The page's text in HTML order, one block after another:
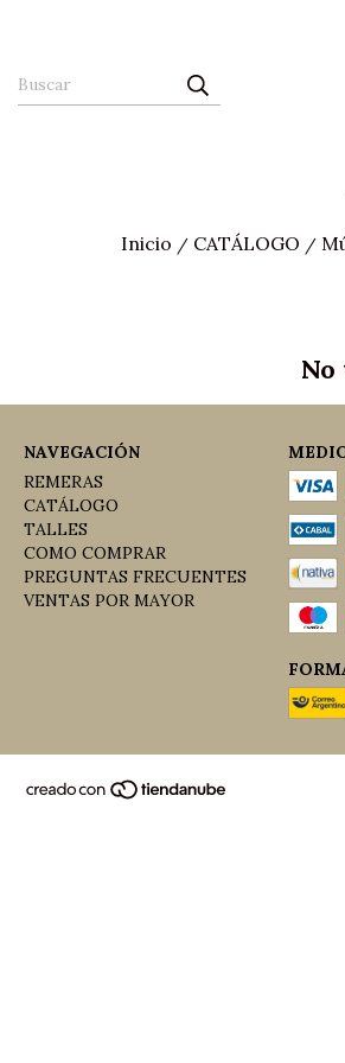
Inicio / CATÁLOGO /
NAVEGACIÓN
REMERAS
CATÁLOGO
TALLES
COMO COMPRAR
PREGUNTAS FRECUENTES
VENTAS POR MAYOR